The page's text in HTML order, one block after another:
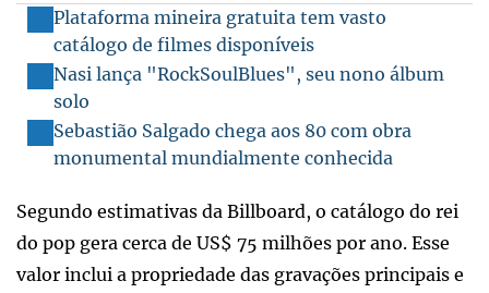
Plataforma mineira gratuita tem vasto
catálogo de filmes disponíveis
Nasi lança "RockSoulBlues", seu nono álbum
solo
Sebastião Salgado chega aos 80 com obra
monumental mundialmente conhecida
Segundo estimativas da Billboard, o catálogo do rei
do pop gera cerca de US$ 75 milhões por ano. Esse
valor inclui a propriedade das gravações principais e